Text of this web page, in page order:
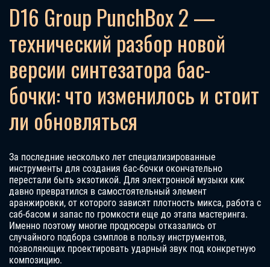
D16 Group PunchBox 2 —
технический разбор новой
версии синтезатора бас-
бочки: что изменилось и стоит
ли обновляться
За последние несколько лет специализированные
инструменты для создания бас-бочки окончательно
перестали быть экзотикой. Для электронной музыки кик
давно превратился в самостоятельный элемент
аранжировки, от которого зависят плотность микса, работа с
саб-басом и запас по громкости еще до этапа мастеринга.
Именно поэтому многие продюсеры отказались от
случайного подбора сэмплов в пользу инструментов,
позволяющих проектировать ударный звук под конкретную
композицию.